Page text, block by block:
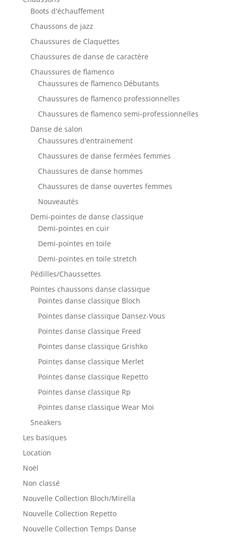
Boots d'échauffement
Chaussons de jazz
Chaussures de Claquettes
Chaussures de danse de caractère
Chaussures de flamenco
Chaussures de flamenco Débutants
Chaussures de flamenco professionnelles
Chaussures de flamenco semi-professionnelles
Danse de salon
Chaussures d'entrainement
Chaussures de danse fermées femmes
Chaussures de danse hommes
Chaussures de danse ouvertes femmes
Nouveautés
Demi-pointes de danse classique
Demi-pointes en cuir
Demi-pointes en toile
Demi-pointes en toile stretch
Pédilles/Chaussettes
Pointes chaussons danse classique
Pointes danse classique Bloch
Pointes danse classique Dansez-Vous
Pointes danse classique Freed
Pointes danse classique Grishko
Pointes danse classique Merlet
Pointes danse classique Repetto
Pointes danse classique Rp
Pointes danse classique Wear Moi
Sneakers
Les basiques
Location
Noël
Non classé
Nouvelle Collection Bloch/Mirella
Nouvelle Collection Repetto
Nouvelle Collection Temps Danse